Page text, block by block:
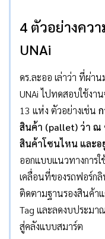
4 ตัวอย่างควา
UNAi
ดร.ละออ เล่าว่า ที่ผ่า
UNAi ไปทดสอบใช้งา
13 แห่ง ตัวอย่างเช่น
สินค้า (pallet)ว่า ณ
สินค้าโซนไหน และ
ออกแบบแนวทางการใ
เคลื่อนที่ของรถฟอร์ก
ติดตามฐานรองสินค้า
Tag และลดงบประมา
สู่คลังแบบสมาร์ต